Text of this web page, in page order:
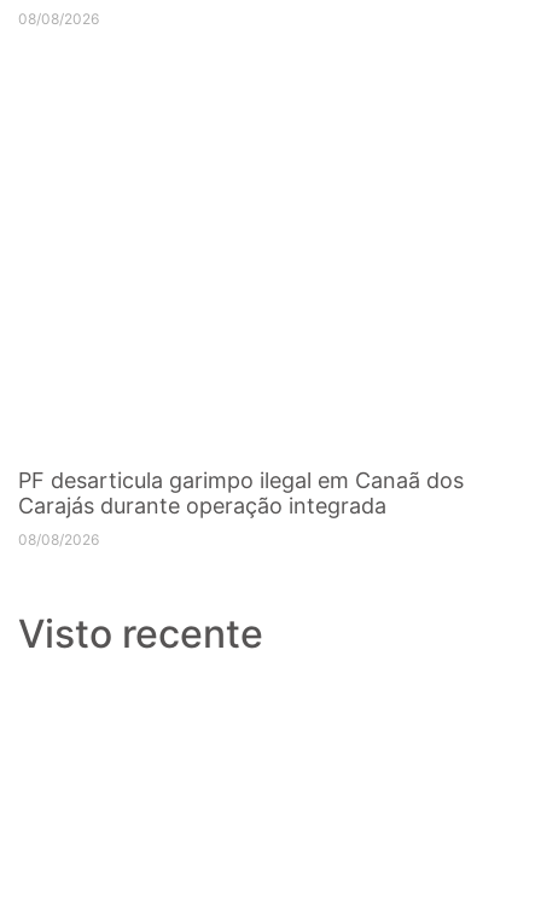
08/08/2026
PF desarticula garimpo ilegal em Canaã dos
Carajás durante operação integrada
08/08/2026
Visto recente